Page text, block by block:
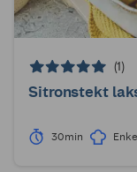
(1)
Sitronstekt
30min